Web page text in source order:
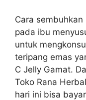
Cara
pada ibu
untuk
teripang emas
C Jelly Gamat.
Toko Rana
hari ini bisa